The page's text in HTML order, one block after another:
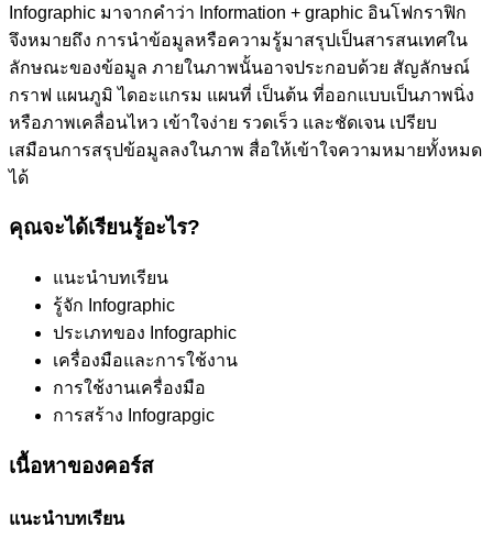
Infographic มาจากคำว่า Information + graphic อินโฟกราฟิก
จึงหมายถึง การนำข้อมูลหรือความรู้มาสรุปเป็นสารสนเทศใน
ลักษณะของข้อมูล ภายในภาพนั้นอาจประกอบด้วย สัญลักษณ์
กราฟ แผนภูมิ ไดอะแกรม แผนที่ เป็นต้น ที่ออกแบบเป็นภาพนิ่ง
หรือภาพเคลื่อนไหว เข้าใจง่าย รวดเร็ว และชัดเจน เปรียบ
เสมือนการสรุปข้อมูลลงในภาพ สื่อให้เข้าใจความหมายทั้งหมด
ได้
คุณจะได้เรียนรู้อะไร?
แนะนำบทเรียน
รู้จัก Infographic
ประเภทของ Infographic
เครื่องมือและการใช้งาน
การใช้งานเครื่องมือ
การสร้าง Infograpgic
เนื้อหาของคอร์ส
แนะนำบทเรียน